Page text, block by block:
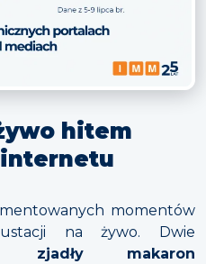
hitem
momentów
na żywo. Dwie
zjadły makaron